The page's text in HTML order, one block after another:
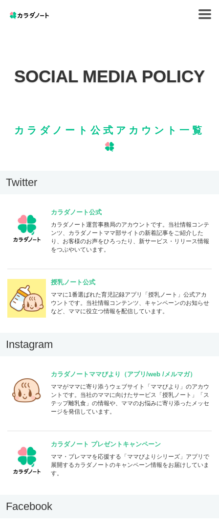
SOCIAL MEDIA POLICY
カラダノート公式 アカウント一覧
Twitter
カラダノート公式
カラダノート運営事務局のアカウントです。当社情報コンテ
ンツ、カラダノートママ部サイトの新着記事をご紹介した
り、お客様のお声をひろったり、新サービス・リリース情報
をつぶやいています。
授乳ノート公式
ママに1番選ばれた育児記録アプリ「授乳ノート」公式アカ
ウントです。当社情報コンテンツ、キャンペーンのお知らせ
など、ママに役立つ情報を配信しています。
Instagram
カラダノートママびより（アプリ/web /メルマガ）
ママがママに寄り添うウェブサイト「ママびより」のアカウ
ントです。当社のママに向けたサービス「授乳ノート」「ス
テップ離乳食」の情報や、ママのお悩みに寄り添ったメッセ
ージを発信しています。
カラダノート プレゼントキャンペーン
ママ・プレママを応援する「ママびよりシリーズ」アプリで
展開するカラダノートのキャンペーン情報をお届けしていま
す。
Facebook